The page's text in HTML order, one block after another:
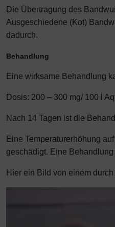
Die Übertragung des
Ausgeschiedene (Kot)
dadurch.
Behandlung
Eine wirksame Behandlung
Dosis: 200 – 300 mg/ 100 l
Nach 14 Tagen ist die
Eine Temperaturerhöhung
geschädigt. Eine
Hier ein Bild von einem